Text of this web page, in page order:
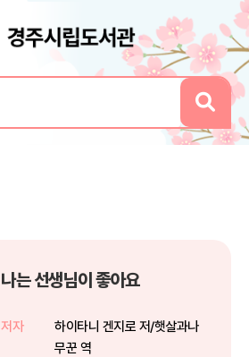
나는 선생님이 좋아요
저자
하이타니 겐지로 저/햇살과나
무꾼 역